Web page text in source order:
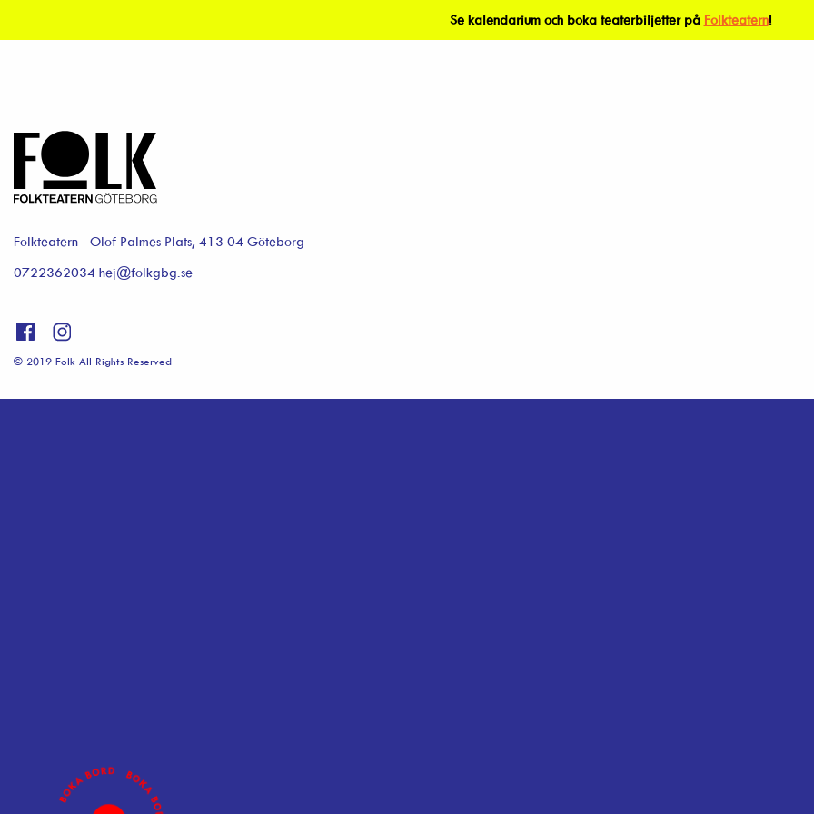
Se kalendarium och boka teaterbiljetter på Folkteatern!
Folkteatern - Olof Palmes Plats, 413 04 Göteborg
0722362034 hej@folkgbg.se
© 2019 Folk All Rights Reserved